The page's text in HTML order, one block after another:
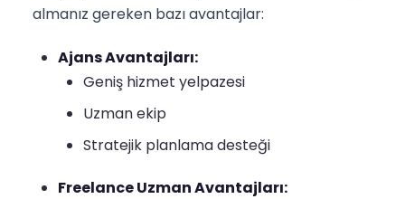
almanız gereken bazı avantajlar:
Ajans Avantajları:
Geniş hizmet yelpazesi
Uzman ekip
Stratejik planlama desteği
Freelance Uzman Avantajları: